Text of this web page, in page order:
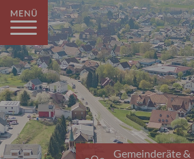
Gemeinderäte &